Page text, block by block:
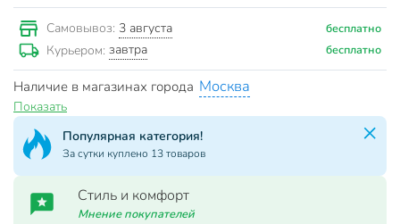
Самовывоз: 3 августа бесплатно
Курьером: завтра бесплатно
Наличие в магазинах города Москва
Показать
Популярная категория!
За сутки куплено 13 товаров
Стиль и комфорт
Мнение покупателей